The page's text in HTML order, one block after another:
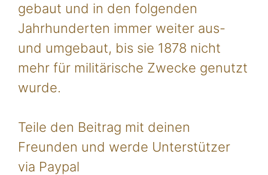
gebaut und in den folgenden
Jahrhunderten immer weiter aus-
und umgebaut, bis sie 1878 nicht
mehr für militärische Zwecke genutzt
wurde.
Teile den Beitrag mit deinen
Freunden und werde Unterstützer
via Paypal